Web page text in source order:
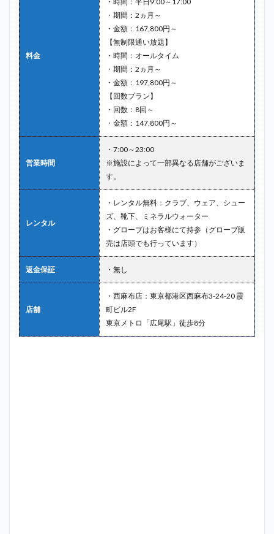
料金
・期間：2ヵ月～
・金額：167,800円～
【無制限通い放題】
・時間：オールタイム
・期間：2ヵ月～
・金額：197,800円～
【回数プラン】
・回数：8回～
・金額：147,800円～
営業時間
・7:00～23:00
※施設によって一部異なる店舗がございま
す。
レンタル
・レンタル無料：クラブ、ウェア、シュー
ズ、靴下、ミネラルウォーター
・グローブはお客様にて持参（グローブ販
売は店頭でも行っています）
返金保証 ・無し
店舗
・西麻布店：東京都港区西麻布3-24-20 霞
町ビル2F
東京メトロ「広尾駅」徒歩8分